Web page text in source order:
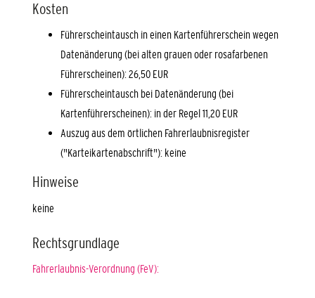
Kosten
Führerscheintausch in einen Kartenführerschein wegen
Datenänderung (bei alten grauen oder rosafarbenen
Führerscheinen): 26,50 EUR
Führerscheintausch bei Datenänderung (bei
Kartenführerscheinen): in der Regel 11,20 EUR
Auszug aus dem örtlichen Fahrerlaubnisregister
("Karteikartenabschrift"): keine
Hinweise
keine
Rechtsgrundlage
Fahrerlaubnis-Verordnung (FeV):